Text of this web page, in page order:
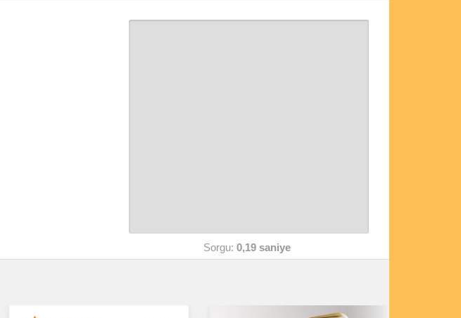
Sorgu: 0,19 saniye